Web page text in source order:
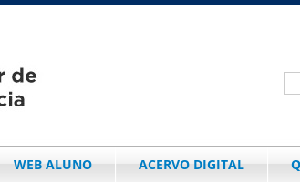
WEB ALUNO ACERVO DIGITAL